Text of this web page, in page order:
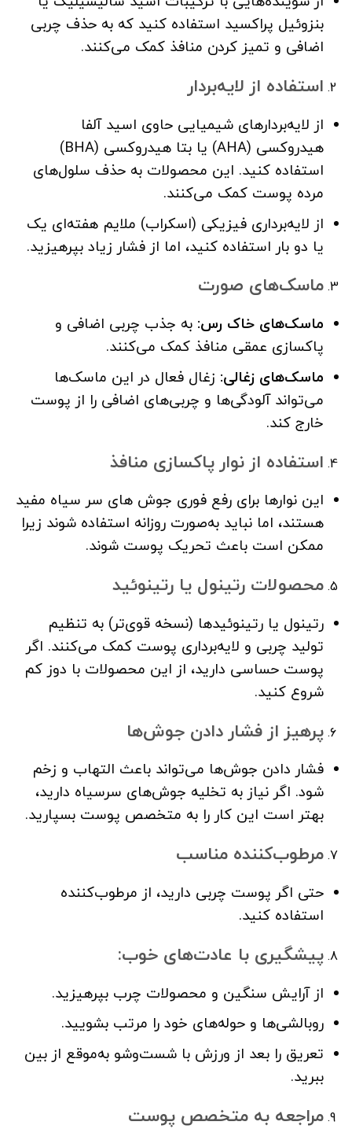
بنزوئیل پراکسید استفاده کنید که به حذف چربی
اضافی و تمیز کردن منافذ کمک می‌کنند.
استفاده از لایه‌بردار
از لایه‌بردارهای شیمیایی حاوی اسید آلفا
هیدروکسی (AHA) یا بتا هیدروکسی (BHA)
استفاده کنید. این محصولات به حذف سلول‌های
مرده پوست کمک می‌کنند.
از لایه‌برداری فیزیکی (اسکراب) ملایم هفته‌ای یک
یا دو بار استفاده کنید، اما از فشار زیاد بپرهیزید.
ماسک‌های صورت
ماسک‌های خاک رس: به جذب چربی اضافی و
پاکسازی عمقی منافذ کمک می‌کنند.
ماسک‌های زغالی: زغال فعال در این ماسک‌ها
می‌تواند آلودگی‌ها و چربی‌های اضافی را از پوست
خارج کند.
استفاده از نوار پاکسازی منافذ
این نوارها برای رفع فوری جوش های سر سیاه مفید
هستند، اما نباید به‌صورت روزانه استفاده شوند زیرا
ممکن است باعث تحریک پوست شوند.
محصولات رتینول یا رتینوئید
رتینول یا رتینوئیدها (نسخه قوی‌تر) به تنظیم
تولید چربی و لایه‌برداری پوست کمک می‌کنند. اگر
پوست حساسی دارید، از این محصولات با دوز کم
شروع کنید.
پرهیز از فشار دادن جوش‌ها
فشار دادن جوش‌ها می‌تواند باعث التهاب و زخم
شود. اگر نیاز به تخلیه جوش‌های سرسیاه دارید،
بهتر است این کار را به متخصص پوست بسپارید.
مرطوب‌کننده مناسب
حتی اگر پوست چربی دارید، از مرطوب‌کننده
استفاده کنید.
پیشگیری با عادت‌های خوب:
از آرایش سنگین و محصولات چرب بپرهیزید.
روبالشی‌ها و حوله‌های خود را مرتب بشویید.
تعریق را بعد از ورزش با شست‌وشو به‌موقع از بین
ببرید.
مراجعه به متخصص پوست